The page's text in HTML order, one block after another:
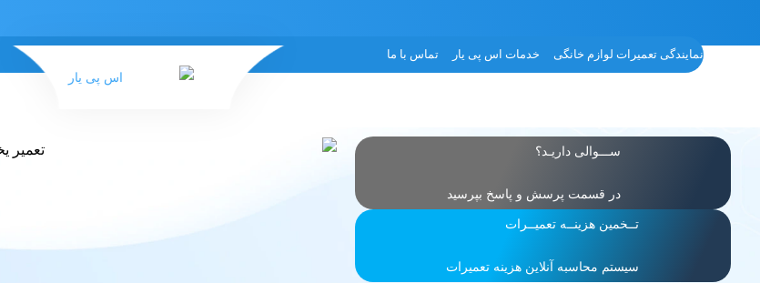
نمایندگی تعمیرات لوازم خانگی خدمات اس پی یار تماس با ما
ســـوالی داریـد؟
در قسمت پرسش و پاسخ بپرسید
تــخمین هزینــه تعمیــرات
سیستم محاسبه آنلاین هزینه تعمیرات